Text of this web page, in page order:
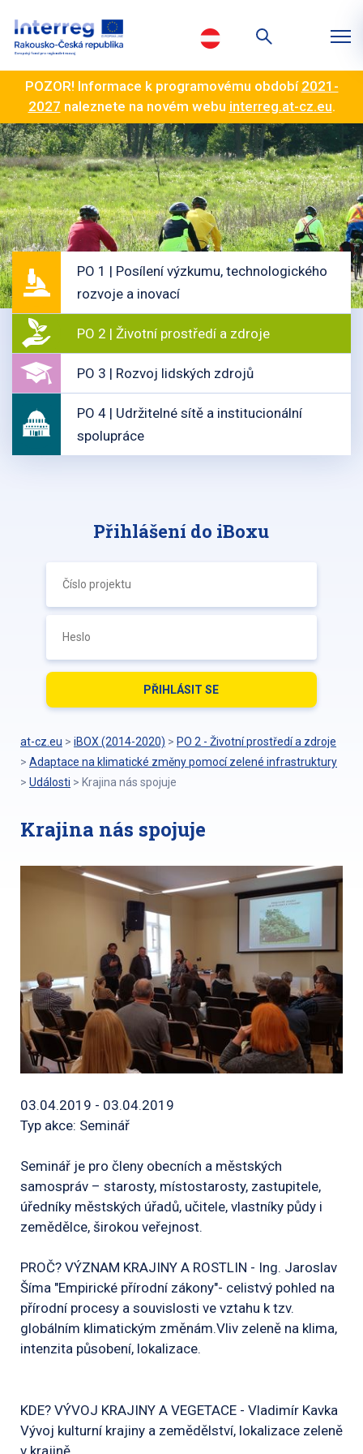
POZOR! Informace k programovému období 2021-
2027 naleznete na novém webu interreg.at-cz.eu.
PO 1 | Posílení výzkumu, technologického
rozvoje a inovací
PO 2 | Životní prostředí a zdroje
PO 3 | Rozvoj lidských zdrojů
PO 4 | Udržitelné sítě a institucionální
spolupráce
Přihlášení do iBoxu
at-cz.eu > iBOX (2014-2020) > PO 2 - Životní prostředí a zdroje
> Adaptace na klimatické změny pomocí zelené infrastruktury
> Události > Krajina nás spojuje
Krajina nás spojuje
03.04.2019 - 03.04.2019
Typ akce: Seminář
Seminář je pro členy obecních a městských
samospráv – starosty, místostarosty, zastupitele,
úředníky městských úřadů, učitele, vlastníky půdy i
zemědělce, širokou veřejnost.
PROČ? VÝZNAM KRAJINY A ROSTLIN - Ing. Jaroslav
Šíma "Empirické přírodní zákony"- celistvý pohled na
přírodní procesy a souvislosti ve vztahu k tzv.
globálním klimatickým změnám.Vliv zeleně na klima,
intenzita působení, lokalizace.
KDE? VÝVOJ KRAJINY A VEGETACE - Vladimír Kavka
Vývoj kulturní krajiny a zemědělství, lokalizace zeleně
v krajině